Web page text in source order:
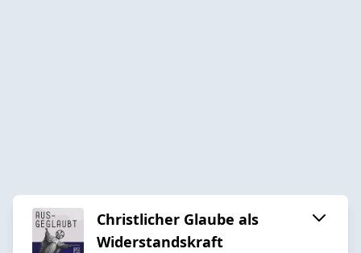
Christlicher Glaube als
Widerstandskraft